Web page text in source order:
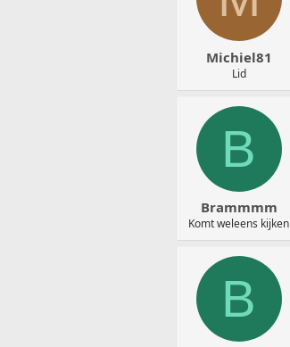
Michiel81
Lid
B
Brammmm
Komt weleens kijken
B